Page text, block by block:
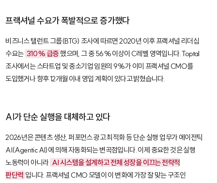
프랙셔널 수요가 폭발적으로 증가했다
비즈니스 탤런트 그룹(BTG) 조사에 따르면 2020년 이후 프랙셔널 리더십
수요는 310% 급증했으며, 그 중 56% 이상이 C레벨 영역입니다. Toptal
조사에서는 스타트업 및 중소기업 임원의 9%가 이미 프랙셔널 CMO를
도입했거나 향후 12개월 이내 영입 계획이 있다고 밝혔습니다.
AI가 단순 실행을 대체하고 있다
2026년은 콘텐츠 생산, 퍼포먼스 광고 최적화 등 단순 실행 업무가에이전틱
AI(Agentic AI)에 의해 자동화되는 변곡점입니다. 이제 중요한 것은 실행
노동력이 아니라 AI 시스템을 설계하고 전체 성장을 이끄는 전략적
판단력 입니다. 프랙셔널 CMO 모델이 이 변화에 가장 잘 맞는 구조인